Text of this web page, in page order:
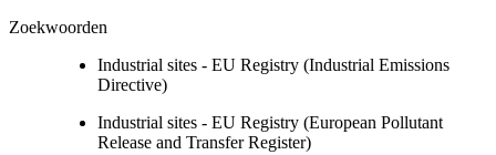
Zoekwoorden
Industrial sites - EU Registry (Industrial Emissions
Directive)
Industrial sites - EU Registry (European Pollutant
Release and Transfer Register)